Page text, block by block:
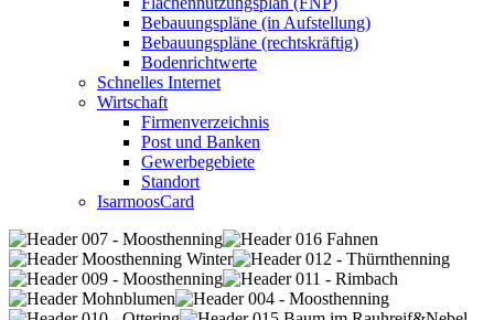
Bebauungspläne (in Aufstellung)
Bebauungspläne (rechtskräftig)
Bodenrichtwerte
Schnelles Internet
Wirtschaft
Firmenverzeichnis
Post und Banken
Gewerbegebiete
Standort
IsarmoosCard